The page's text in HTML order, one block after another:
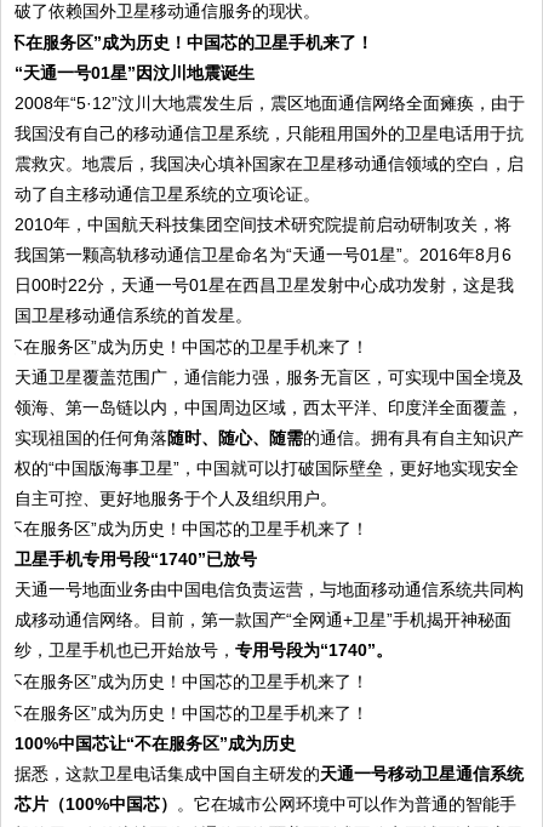
破了依赖国外卫星移动通信服务的现状。
“天通一号01星”因汶川地震诞生
2008年“5·12”汶川大地震发生后，震区地面通信网络全面瘫痪，由于
我国没有自己的移动通信卫星系统，只能租用国外的卫星电话用于抗
震救灾。地震后，我国决心填补国家在卫星移动通信领域的空白，启
动了自主移动通信卫星系统的立项论证。
2010年，中国航天科技集团空间技术研究院提前启动研制攻关，将
我国第一颗高轨移动通信卫星命名为“天通一号01星”。2016年8月6
日00时22分，天通一号01星在西昌卫星发射中心成功发射，这是我
国卫星移动通信系统的首发星。
天通卫星覆盖范围广，通信能力强，服务无盲区，可实现中国全境及
领海、第一岛链以内，中国周边区域，西太平洋、印度洋全面覆盖，
实现祖国的任何角落随时、随心、随需的通信。拥有具有自主知识产
权的“中国版海事卫星”，中国就可以打破国际壁垒，更好地实现安全
自主可控、更好地服务于个人及组织用户。
卫星手机专用号段“1740”已放号
天通一号地面业务由中国电信负责运营，与地面移动通信系统共同构
成移动通信网络。目前，第一款国产“全网通+卫星”手机揭开神秘面
纱，卫星手机也已开始放号，专用号段为“1740”。
100%中国芯让“不在服务区”成为历史
据悉，这款卫星电话集成中国自主研发的天通一号移动卫星通信系统
芯片（100%中国芯）
。它在城市公网环境中可以作为普通的智能手